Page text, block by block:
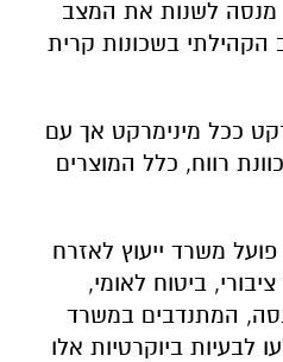
מנסה לשנות את המצב
הקהילתי בשכונות קרית
ככל מינימרקט אך עם
רווח, כלל המוצרים
משרד ייעוץ לאזרח
ציבורי, ביטוח לאומי,
המתנדבים במשרד
לבעיות ביוקרטיות אלו